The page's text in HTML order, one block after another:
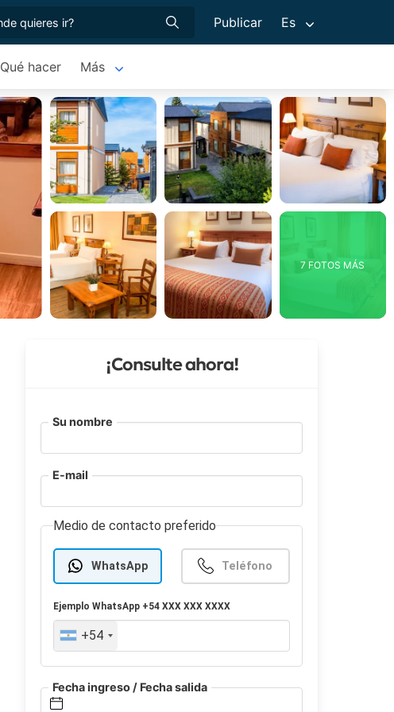
Publicar Es
Qué hacer Más
7 FOTOS MÁS
¡Consulte ahora!
Su nombre
E-mail
Medio de contacto preferido
WhatsApp Teléfono
EjemploWhatsApp +54 XXX XXX XXXX
+54
Fecha ingreso / Fecha salida